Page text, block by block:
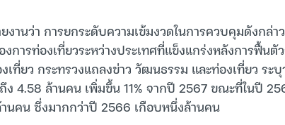
งานว่า การยกระดับความเข้มงวดในการควบคุมดังกล่
งการท่องเที่ยวระหว่างประเทศที่แข็งแกร่งหลังการฟื้น
ที่ยว กระทรวงแถลงข่าว วัฒนธรรม และท่องเที่ยว ระ
ง 4.58 ล้านคน เพิ่มขึ้น 11% จากปี 2567 ขณะที่ในปี
านคน ซึ่งมากกว่าปี 2566 เกือบหนึ่งล้านคน